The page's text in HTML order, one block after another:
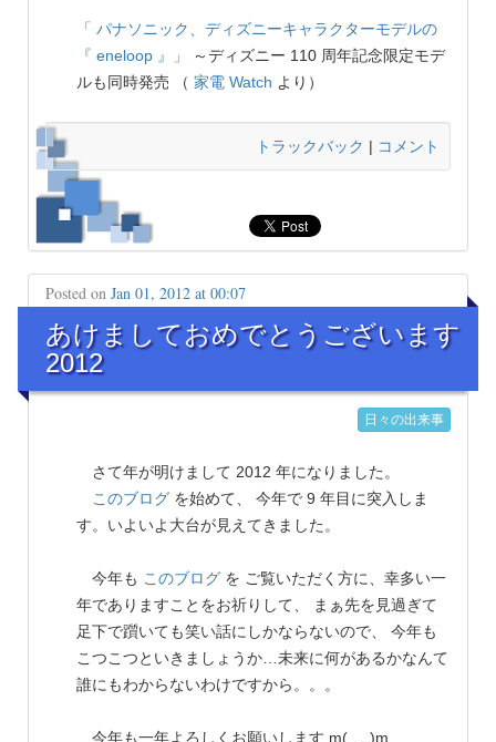
「 パナソニック、ディズニーキャラクターモデルの
『 eneloop 』」
～ディズニー 110 周年記念限定モデ
ルも同時発売 （ 家電 Watch より）
トラックバック | コメント
Posted on Jan 01, 2012 at 00:07
あけましておめでとうございます
2012
日々の出来事
さて年が明けまして 2012 年になりました。
このブログ を始めて、 今年で 9 年目に突入しま
す。いよいよ大台が見えてきました。
今年も このブログ を ご覧いただく方に、幸多い一
年でありますことをお祈りして、 まぁ先を見過ぎて
足下で躓いても笑い話にしかならないので、 今年も
こつこつといきましょうか…未来に何があるかなんて
誰にもわからないわけですから。。。
今年も一年よろしくお願いします m(_ _)m